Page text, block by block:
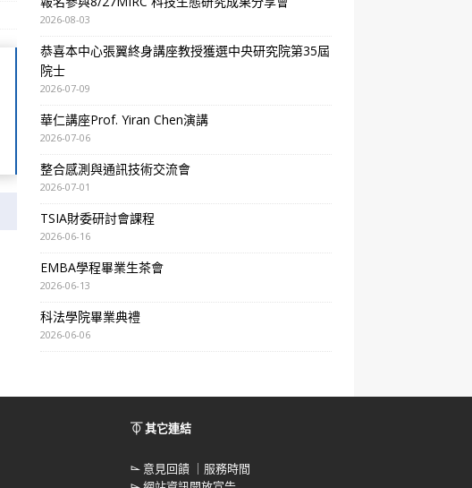
2026-08-03
恭喜本中心張翼終身講座教授獲選中央研究院第35屆
院士
2026-07-09
華仁講座Prof. Yiran Chen演講
2026-07-06
整合感測與通訊技術交流會
2026-07-01
TSIA財委研討會課程
2026-06-16
EMBA學程畢業生茶會
2026-06-13
科法學院畢業典禮
2026-06-06
⏁ 其它連結
⌳ 意見回饋 ｜服務時間